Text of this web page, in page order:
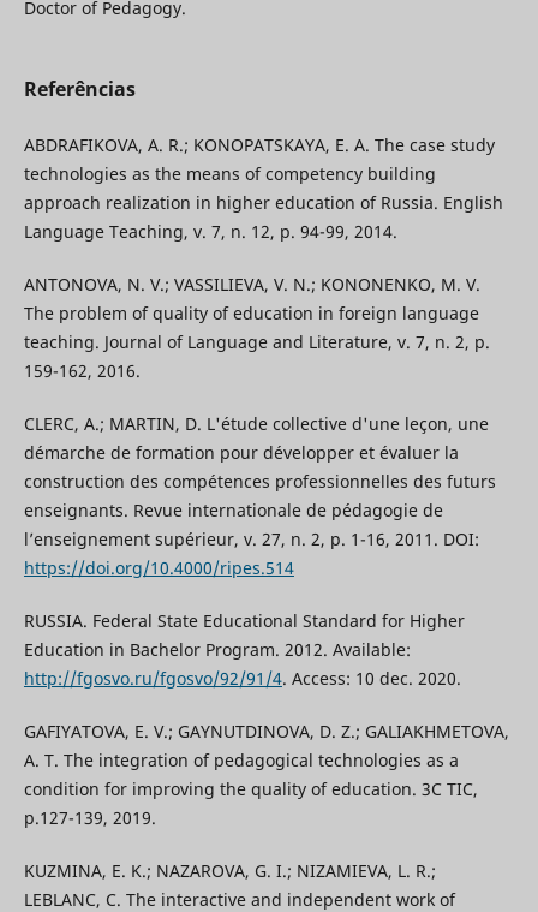
Doctor of Pedagogy.
Referências
ABDRAFIKOVA, A. R.; KONOPATSKAYA, E. A. The case study
technologies as the means of competency building
approach realization in higher education of Russia. English
Language Teaching, v. 7, n. 12, p. 94-99, 2014.
ANTONOVA, N. V.; VASSILIEVA, V. N.; KONONENKO, M. V.
The problem of quality of education in foreign language
teaching. Journal of Language and Literature, v. 7, n. 2, p.
159-162, 2016.
CLERC, A.; MARTIN, D. L'étude collective d'une leçon, une
démarche de formation pour développer et évaluer la
construction des compétences professionnelles des futurs
enseignants. Revue internationale de pédagogie de
l’enseignement supérieur, v. 27, n. 2, p. 1-16, 2011. DOI:
https://doi.org/10.4000/ripes.514
RUSSIA. Federal State Educational Standard for Higher
Education in Bachelor Program. 2012. Available:
http://fgosvo.ru/fgosvo/92/91/4. Access: 10 dec. 2020.
GAFIYATOVA, E. V.; GAYNUTDINOVA, D. Z.; GALIAKHMETOVA,
A. T. The integration of pedagogical technologies as a
condition for improving the quality of education. 3C TIC,
p.127-139, 2019.
KUZMINA, E. K.; NAZAROVA, G. I.; NIZAMIEVA, L. R.;
LEBLANC, C. The interactive and independent work of